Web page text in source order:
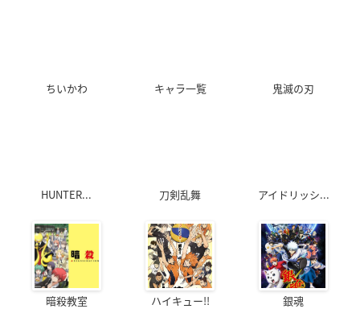
ちいかわ キャラ一覧 鬼滅の刃
HUNTER... 刀剣乱舞 アイドリッシ...
暗殺教室 ハイキュー!! 銀魂